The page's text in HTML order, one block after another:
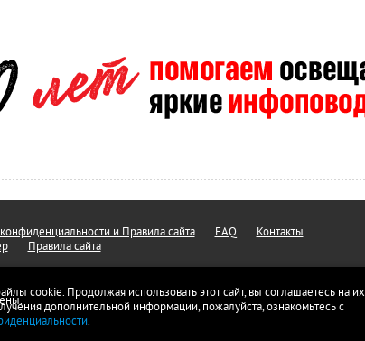
cookie. Продолжая использовать этот сайт, вы соглашаетесь на их
дополнительной информации, пожалуйста, ознакомьтесь с
.
и Правила сайта FAQ
Контакты
Правила сайта